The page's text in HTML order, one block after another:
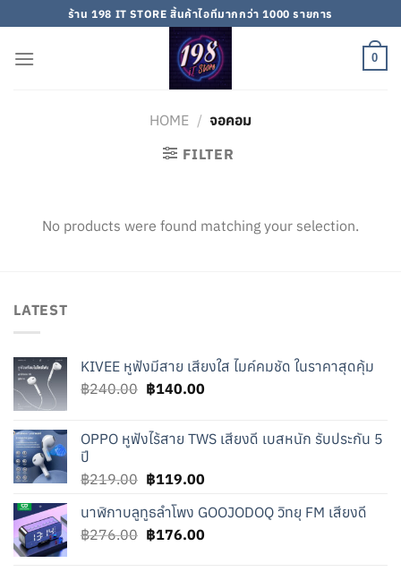
to
content
ร้าน 198 IT STORE สิ้นค้าไอทีมากกว่า 1000 รายการ
0
HOME / จอคอม
FILTER
No products were found matching your selection.
LATEST
KIVEE หูฟังมีสาย เสียงใส ไมค์คมชัด ในราคาสุดคุ้ม
฿240.00 Original
฿240.00.
฿140.00Current
฿140.00.
OPPO หูฟังไร้สาย TWS เสียงดี เบสหนัก รับประกัน 5
ปี
฿219.00 Original
was:
฿219.00.
฿119.00Current
is:
฿119.00.
นาฬิกาบลูทูธลำโพง GOOJODOQ วิทยุ FM เสียงดี
฿276.00 Original
฿176.00Current